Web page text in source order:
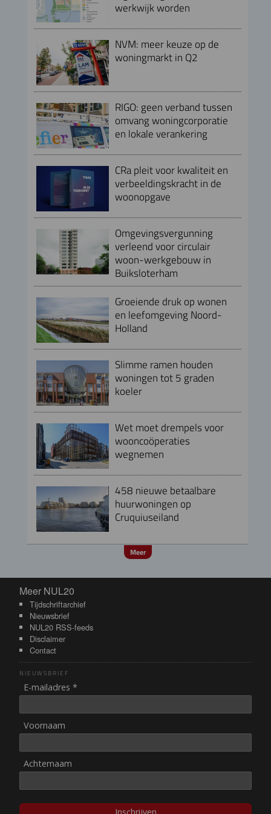
werkwijk worden
NVM: meer keuze op de
woningmarkt in Q2
RIGO: geen verband tussen
omvang woningcorporatie
en lokale verankering
CRa pleit voor kwaliteit en
verbeeldingskracht in de
woonopgave
Omgevingsvergunning
verleend voor circulair
woon-werkgebouw in
Buiksloterham
Groeiende druk op wonen
en leefomgeving Noord-
Holland
Slimme ramen houden
woningen tot 5 graden
koeler
Wet moet drempels voor
wooncoöperaties
wegnemen
458 nieuwe betaalbare
huurwoningen op
Cruquiuseiland
Meer
Meer NUL20
Meer NUL20
Tijdschriftarchief
Nieuwsbrief
NUL20 RSS-feeds
Disclaimer
Contact
NIEUWSBRIEF
E-mailadres *
Voornaam
Achternaam